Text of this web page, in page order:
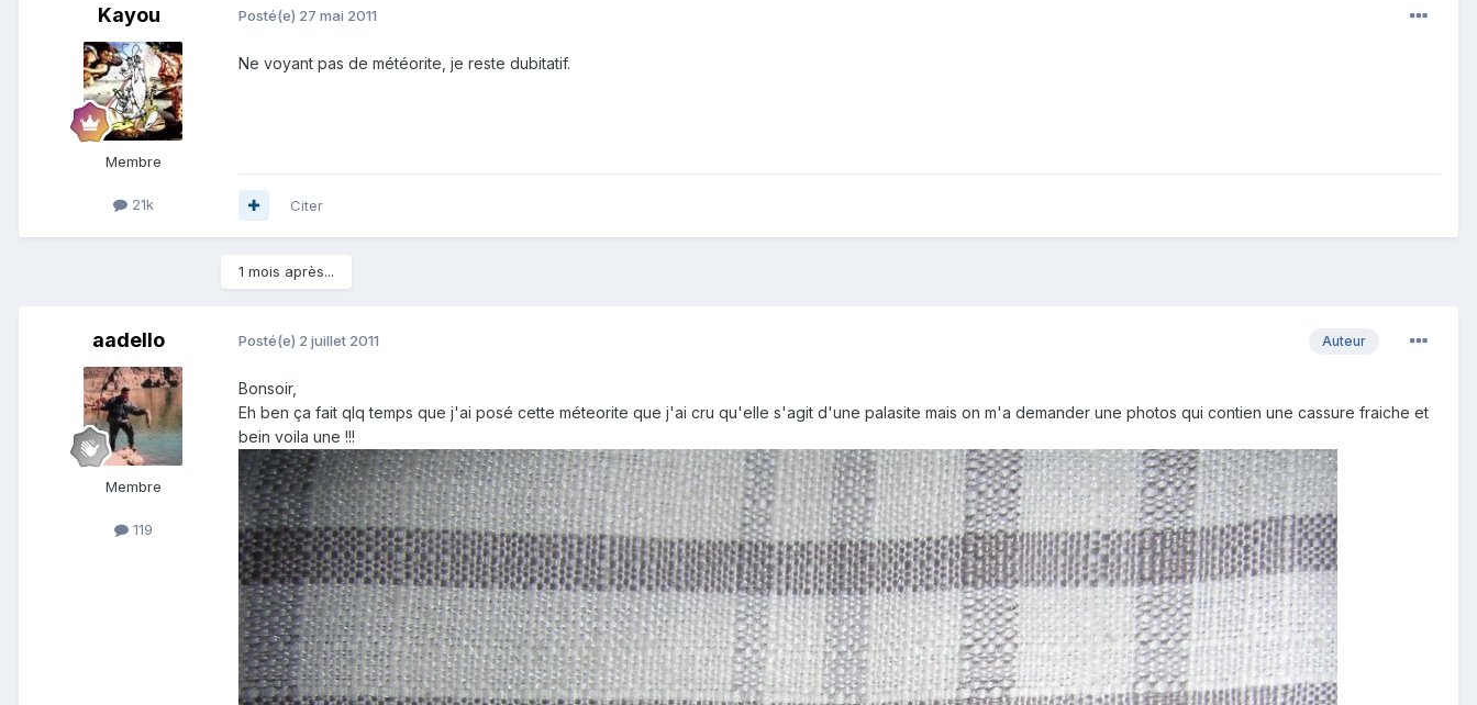
Kayou
Membre
21k
Posté(e) 27 mai 2011
Ne voyant pas de météorite, je reste dubitatif.
Citer
1 mois après...
aadello
Membre
119
Auteur
Posté(e) 2 juillet 2011
Bonsoir,
Eh ben ça fait qlq temps que j'ai posé cette méteorite que j'ai cru qu'elle s'agit d'une palasite mais on m'a demander une photos qui contien une cassure fraiche et
bein voila une !!!